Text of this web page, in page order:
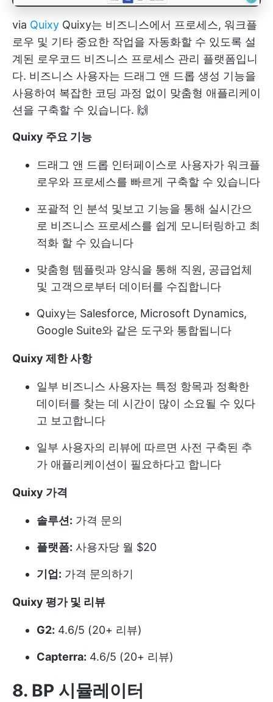
via Quixy Quixy는 비즈니스에서 프로세스, 워크플
로우 및 기타 중요한 작업을 자동화할 수 있도록 설
계된 로우코드 비즈니스 프로세스 관리 플랫폼입니
다. 비즈니스 사용자는 드래그 앤 드롭 생성 기능을
사용하여 복잡한 코딩 과정 없이 맞춤형 애플리케이
션을 구축할 수 있습니다. 🙌
Quixy 주요 기능
드래그 앤 드롭 인터페이스로 사용자가 워크플
로우와 프로세스를 빠르게 구축할 수 있습니다
포괄적 인 분석 및보고 기능을 통해 실시간으
로 비즈니스 프로세스를 쉽게 모니터링하고 최
적화 할 수 있습니다
맞춤형 템플릿과 양식을 통해 직원, 공급업체
및 고객으로부터 데이터를 수집합니다
Quixy는 Salesforce, Microsoft Dynamics,
Google Suite와 같은 도구와 통합됩니다
Quixy 제한 사항
일부 비즈니스 사용자는 특정 항목과 정확한
데이터를 찾는 데 시간이 많이 소요될 수 있다
고 보고합니다
일부 사용자의 리뷰에 따르면 사전 구축된 추
가 애플리케이션이 필요하다고 합니다
Quixy 가격
솔루션: 가격 문의
플랫폼: 사용자당 월 $20
기업: 가격 문의하기
Quixy 평가 및 리뷰
G2: 4.6/5 (20+ 리뷰)
Capterra: 4.6/5 (20+ 리뷰)
8. BP 시뮬레이터